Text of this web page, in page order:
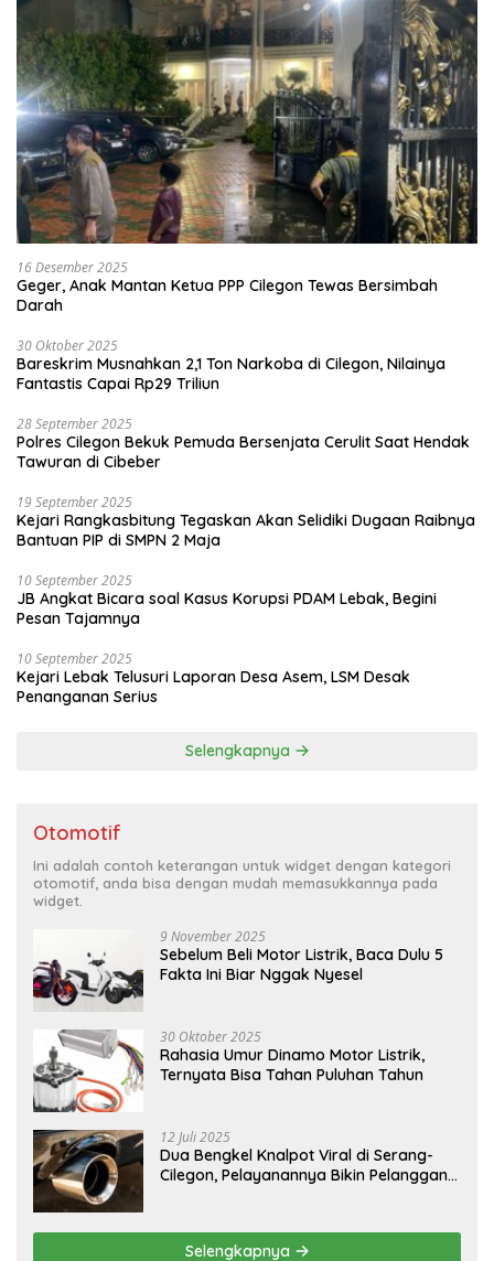
16 Desember 2025
Geger, Anak Mantan Ketua PPP Cilegon Tewas Bersimbah
Darah
30 Oktober 2025
Bareskrim Musnahkan 2,1 Ton Narkoba di Cilegon, Nilainya
Fantastis Capai Rp29 Triliun
28 September 2025
Polres Cilegon Bekuk Pemuda Bersenjata Cerulit Saat Hendak
Tawuran di Cibeber
19 September 2025
Kejari Rangkasbitung Tegaskan Akan Selidiki Dugaan Raibnya
Bantuan PIP di SMPN 2 Maja
10 September 2025
JB Angkat Bicara soal Kasus Korupsi PDAM Lebak, Begini
Pesan Tajamnya
10 September 2025
Kejari Lebak Telusuri Laporan Desa Asem, LSM Desak
Penanganan Serius
Selengkapnya
Otomotif
Ini adalah contoh keterangan untuk widget dengan kategori
otomotif, anda bisa dengan mudah memasukkannya pada
widget.
9 November 2025
Sebelum Beli Motor Listrik, Baca Dulu 5
Fakta Ini Biar Nggak Nyesel
30 Oktober 2025
Rahasia Umur Dinamo Motor Listrik,
Ternyata Bisa Tahan Puluhan Tahun
12 Juli 2025
Dua Bengkel Knalpot Viral di Serang-
Cilegon, Pelayanannya Bikin Pelanggan
Selengkapnya